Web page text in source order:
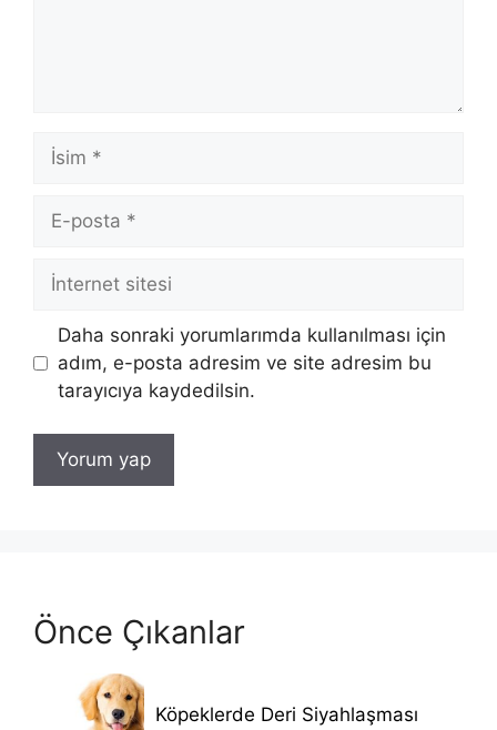
İsim
posta
İnternet
Daha sonraki yorumlarımda kullanılması için
adım, e-posta adresim ve site adresim bu
tarayıcıya kaydedilsin.
Önce Çıkanlar
Köpeklerde Deri Siyahlaşması